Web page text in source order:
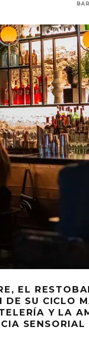
EL
DE SU CICLO
Y LA